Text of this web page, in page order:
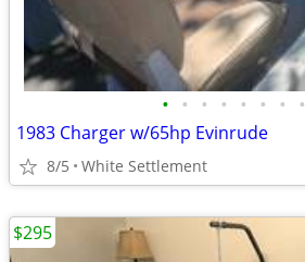
• • • • • • • •
1983 Charger w/65hp Evinrude
8/5 White Settlement
$295